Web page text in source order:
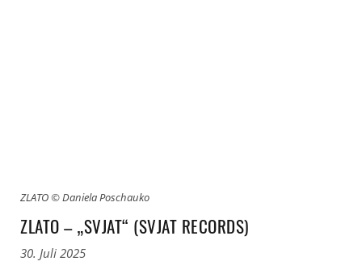
ZLATO © Daniela Poschauko
ZLATO – „SVJAT“ (SVJAT RECORDS)
30. Juli 2025